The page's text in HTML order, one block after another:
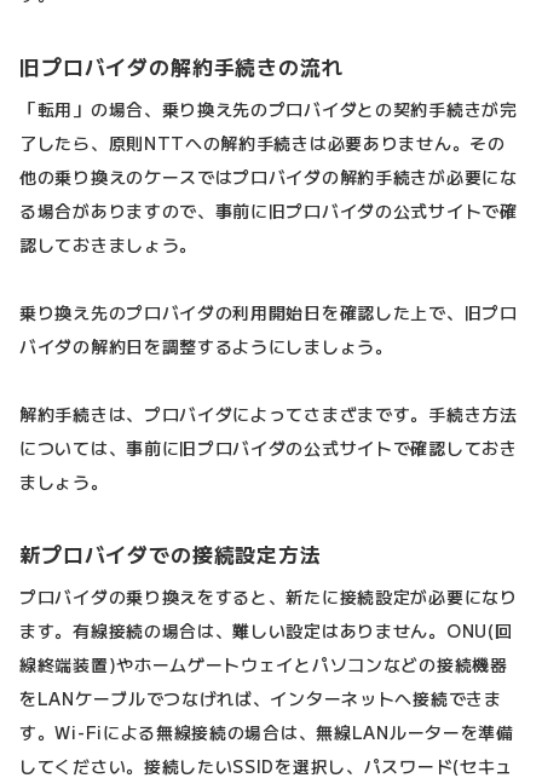
旧プロバイダの解約手続きの流れ
「転用」の場合、乗り換え先のプロバイダとの契約手続きが完
了したら、原則NTTへの解約手続きは必要ありません。その
他の乗り換えのケースではプロバイダの解約手続きが必要にな
る場合がありますので、事前に旧プロバイダの公式サイトで確
認しておきましょう。
乗り換え先のプロバイダの利用開始日を確認した上で、旧プロ
バイダの解約日を調整するようにしましょう。
解約手続きは、プロバイダによってさまざまです。手続き方法
については、事前に旧プロバイダの公式サイトで確認しておき
ましょう。
新プロバイダでの接続設定方法
プロバイダの乗り換えをすると、新たに接続設定が必要になり
ます。有線接続の場合は、難しい設定はありません。ONU(回
線終端装置)やホームゲートウェイとパソコンなどの接続機器
をLANケーブルでつなげれば、インターネットへ接続できま
す。Wi-Fiによる無線接続の場合は、無線LANルーターを準備
してください。接続したいSSIDを選択し、パスワード(セキュ